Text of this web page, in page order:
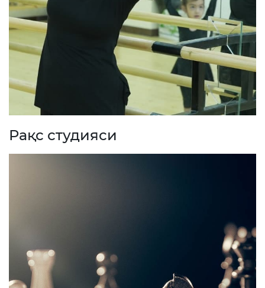
Рақс студияси